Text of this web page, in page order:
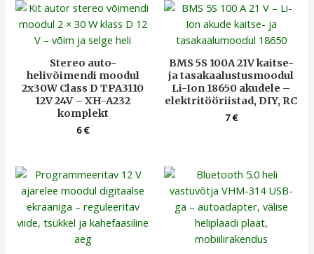
Stereo auto-
helivõimendi moodul
2x30W Class D TPA3110
12V 24V – XH-A232
komplekt
6€
BMS 5S 100A 21V kaitse-
ja tasakaalustusmoodul
Li-Ion 18650 akudele –
elektritööriistad, DIY, RC
7€